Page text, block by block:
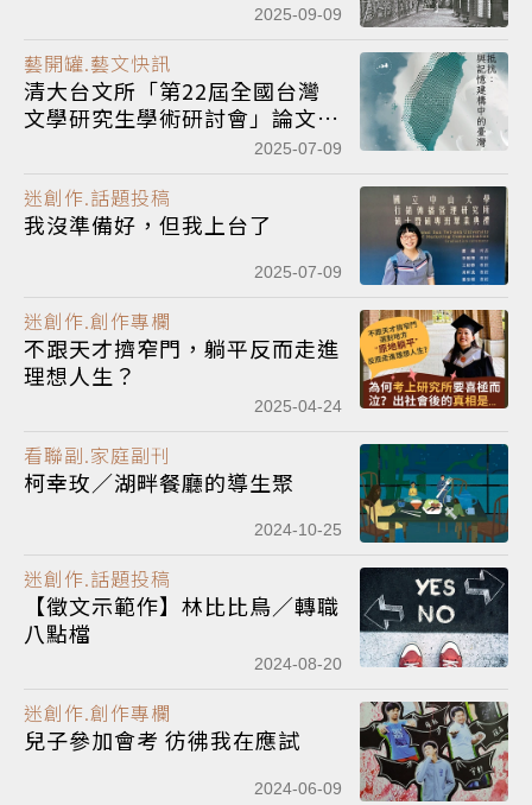
2025-09-09
藝開罐.藝文快訊
清大台文所「第22屆全國台灣
文學研究生學術研討會」論文徵
2025-07-09
迷創作.話題投稿
我沒準備好，但我上台了
2025-07-09
迷創作.創作專欄
不跟天才擠窄門，躺平反而走進
理想人生？
2025-04-24
看聯副.家庭副刊
柯幸玫／湖畔餐廳的導生聚
2024-10-25
迷創作.話題投稿
【徵文示範作】林比比鳥／轉職
八點檔
2024-08-20
迷創作.創作專欄
兒子參加會考 彷彿我在應試
2024-06-09